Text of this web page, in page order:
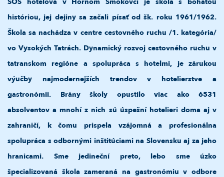
históriou, jej dejiny sa začali písať od šk. roku 1961/1962.
Škola sa nachádza v centre cestovného ruchu /1. kategória/
vo Vysokých Tatrách. Dynamický rozvoj cestovného ruchu v
tatranskom regióne a spolupráca s hotelmi, je zárukou
výučby najmodernejších trendov v hotelierstve a
gastronómii. Brány školy opustilo viac ako 6531
absolventov a mnohí z nich sú úspešní hotelieri doma aj v
zahraničí, k čomu prispela vzájomná a profesionálna
spolupráca s odbornými inštitúciami na Slovensku aj za jeho
hranicami. Sme jedineční preto, lebo sme úzko
špecializovaná škola zameraná na gastronómiu v odbore